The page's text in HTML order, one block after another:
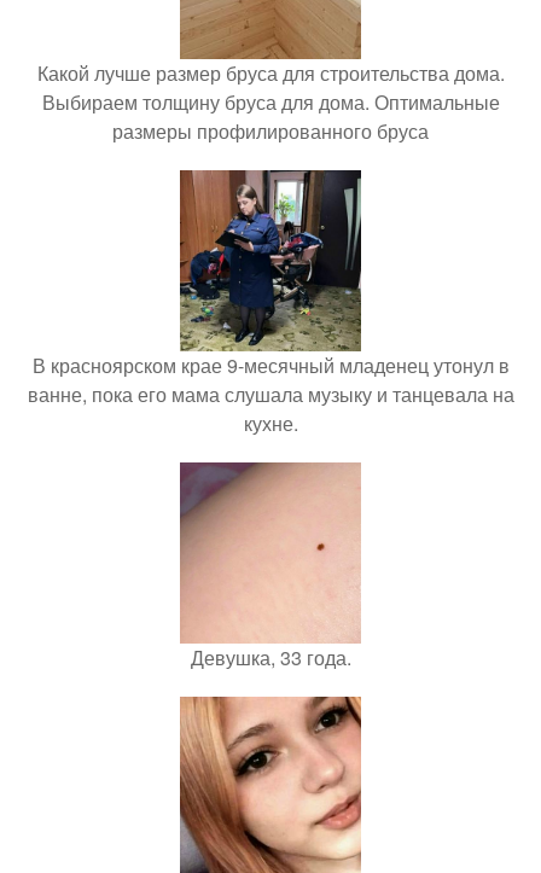
Какой лучше размер бруса для строительства дома.
Выбираем толщину бруса для дома. Оптимальные
размеры профилированного бруса
В красноярском крае 9-месячный младенец утонул в
ванне, пока его мама слушала музыку и танцевала на
кухне.
Девушка, 33 года.